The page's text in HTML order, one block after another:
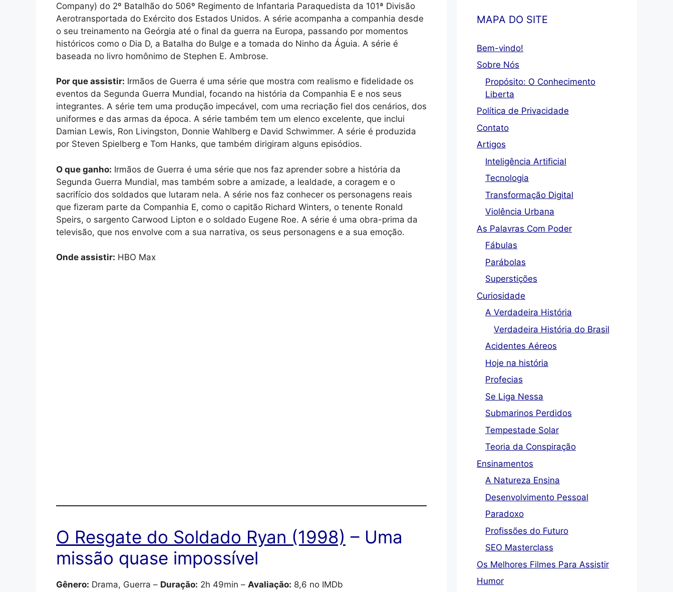
Company) do 2º Batalhão do 506º Regimento de Infantaria Paraquedista da 101ª Divisão
Aerotransportada do Exército dos Estados Unidos. A série acompanha a companhia desde
o seu treinamento na Geórgia até o final da guerra na Europa, passando por momentos
históricos como o Dia D, a Batalha do Bulge e a tomada do Ninho da Águia. A série é
baseada no livro homônimo de Stephen E. Ambrose.
Por que assistir: Irmãos de Guerra é uma série que mostra com realismo e fidelidade os
eventos da Segunda Guerra Mundial, focando na história da Companhia E e nos seus
integrantes. A série tem uma produção impecável, com uma recriação fiel dos cenários, dos
uniformes e das armas da época. A série também tem um elenco excelente, que inclui
Damian Lewis, Ron Livingston, Donnie Wahlberg e David Schwimmer. A série é produzida
por Steven Spielberg e Tom Hanks, que também dirigiram alguns episódios.
O que ganho: Irmãos de Guerra é uma série que nos faz aprender sobre a história da
Segunda Guerra Mundial, mas também sobre a amizade, a lealdade, a coragem e o
sacrifício dos soldados que lutaram nela. A série nos faz conhecer os personagens reais
que fizeram parte da Companhia E, como o capitão Richard Winters, o tenente Ronald
Speirs, o sargento Carwood Lipton e o soldado Eugene Roe. A série é uma obra-prima da
televisão, que nos envolve com a sua narrativa, os seus personagens e a sua emoção.
Onde assistir: HBO Max
O Resgate do Soldado Ryan (1998) – Uma
missão quase impossível
Gênero: Drama, Guerra – Duração: 2h 49min – Avaliação: 8,6 no IMDb
MAPA DO SITE
Bem-vindo!
Sobre Nós
Propósito: O Conhecimento
Liberta
Política de Privacidade
Contato
Artigos
Inteligência Artificial
Tecnologia
Transformação Digital
Violência Urbana
As Palavras Com Poder
Fábulas
Parábolas
Superstições
Curiosidade
A Verdadeira História
Verdadeira História do Brasil
Acidentes Aéreos
Hoje na história
Profecias
Se Liga Nessa
Submarinos Perdidos
Tempestade Solar
Teoria da Conspiração
Ensinamentos
A Natureza Ensina
Desenvolvimento Pessoal
Paradoxo
Profissões do Futuro
SEO Masterclass
Os Melhores Filmes Para Assistir
Humor